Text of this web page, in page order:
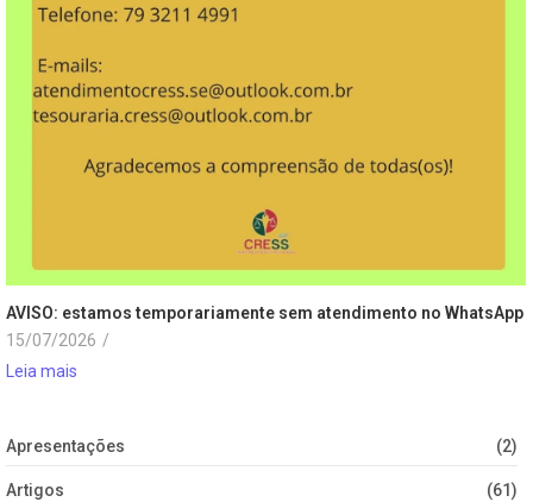
AVISO: estamos temporariamente sem atendimento no WhatsApp
15/07/2026 /
Leia mais
Apresentações (2)
Artigos (61)